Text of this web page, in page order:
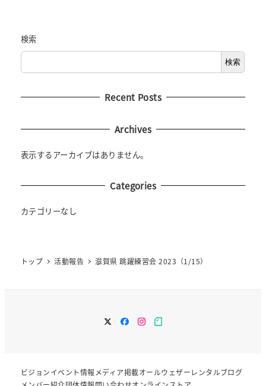
検索
検索
Recent Posts
Archives
表示するアーカイブはありません。
Categories
カテゴリーなし
トップ 活動報告 滋賀県 跳躍練習会 2023（1/15）
twitter
facebookinstagram
note
ビジョンイベント情報 メディア掲載オールウェザーレンタルブログ